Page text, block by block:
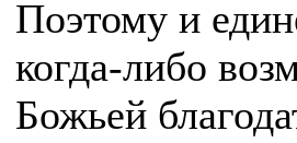
Поэтому и
когда-либо
Божьей